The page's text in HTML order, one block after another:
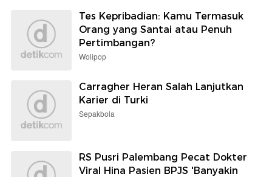
Tes Kepribadian: Kamu Termasuk
Orang yang Santai atau Penuh
Pertimbangan?
Wolipop
Carragher Heran Salah Lanjutkan
Karier di Turki
Sepakbola
RS Pusri Palembang Pecat Dokter
Viral Hina Pasien BPJS 'Banyakin